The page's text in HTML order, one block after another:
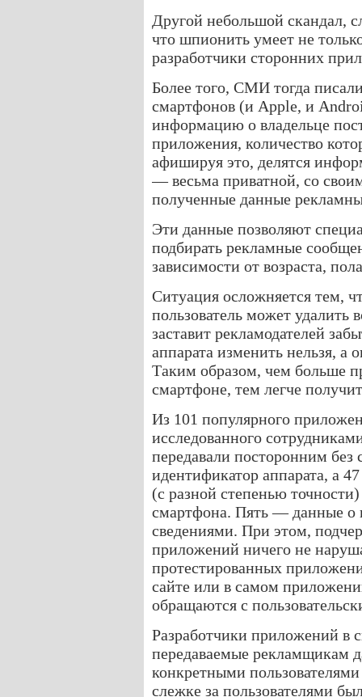
Другой небольшой скандал,
что шпионить умеет не
разработчики сторонних
Более того, СМИ тогда
смартфонов (и Apple, и
информацию о владельце
приложения, количество
афишируя это, делятся
— весьма приватной, со
полученные данные
Эти данные позволяют
подбирать рекламные
зависимости от возраста,
Ситуация осложняется тем,
пользователь может удалить
заставит рекламодателей
аппарата изменить нельзя, а
Таким образом, чем больше
смартфоне, тем легче
Из 101 популярного
исследованного
передавали посторонним без
идентификатор аппарата, а
(с разной степенью
смартфона. Пять — данные о
сведениями. При этом,
приложений ничего не
протестированных
сайте или в самом
обращаются с
Разработчики приложений в
передаваемые рекламщикам
конкретными
слежке за пользователями